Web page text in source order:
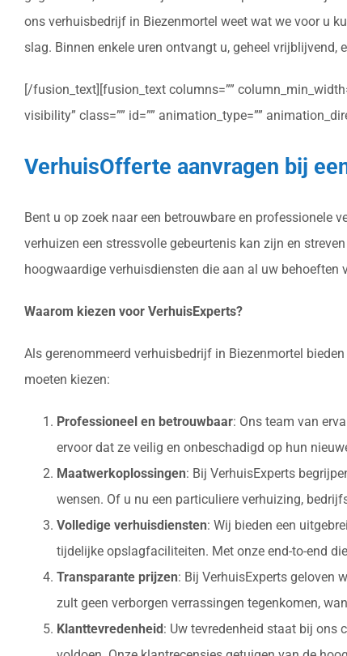
ons verhuisbedrijf in Biezenmortel weet wat we voor u
slag. Binnen enkele uren ontvangt u, geheel
[/fusion_text][fusion_text columns=””
visibility” class=”” id=”” animation_type=””
VerhuisOfferte aanvragen bij
Bent u op zoek naar een betrouwbare en professionele
verhuizen een stressvolle gebeurtenis kan zijn en
hoogwaardige verhuisdiensten die aan al uw behoeften
Waarom kiezen voor VerhuisExperts?
Als gerenommeerd verhuisbedrijf in Biezenmortel
moeten kiezen:
Professioneel en betrouwbaar: Ons team van
ervoor dat ze veilig en onbeschadigd op hun
Maatwerkoplossingen: Bij VerhuisExperts
wensen. Of u nu een particuliere verhuizing,
Volledige verhuisdiensten: Wij bieden een
tijdelijke opslagfaciliteiten. Met onze end-to-end
Transparante prijzen: Bij VerhuisExperts geloven
zult geen verborgen verrassingen tegenkomen,
Klanttevredenheid: Uw tevredenheid staat bij ons